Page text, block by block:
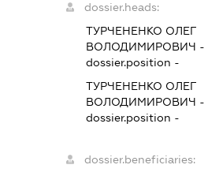
dossier.heads:
ТУРЧЕНЕНКО ОЛЕГ
ВОЛОДИМИРОВИЧ -
dossier.position -
ТУРЧЕНЕНКО ОЛЕГ
ВОЛОДИМИРОВИЧ -
dossier.position -
dossier.beneficiaries: